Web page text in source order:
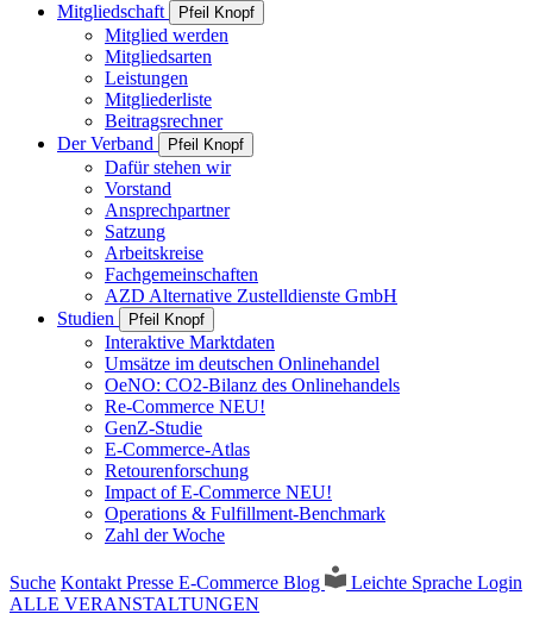
Mitgliedschaft
Pfeil Knopf
Mitglied werden
Mitgliedsarten
Leistungen
Mitgliederliste
Beitragsrechner
Der Verband
Pfeil Knopf
Dafür stehen wir
Vorstand
Ansprechpartner
Satzung
Arbeitskreise
Fachgemeinschaften
AZD Alternative Zustelldienste GmbH
Studien
Pfeil Knopf
Interaktive Marktdaten
Umsätze im deutschen Onlinehandel
OeNO: CO2-Bilanz des Onlinehandels
Re-Commerce NEU!
GenZ-Studie
E-Commerce-Atlas
Retourenforschung
Impact of E-Commerce NEU!
Operations & Fulfillment-Benchmark
Zahl der Woche
Suche Kontakt Presse E-Commerce Blog Leichte Sprache Login
ALLE VERANSTALTUNGEN